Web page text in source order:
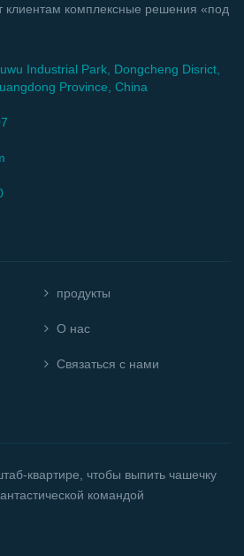
клиентам комплексные решения «под
Industrial Park, Dongcheng Disrict,
Province, China
продукты
О нас
Связаться с нами
квартире, чтобы выпить чашечку
командой